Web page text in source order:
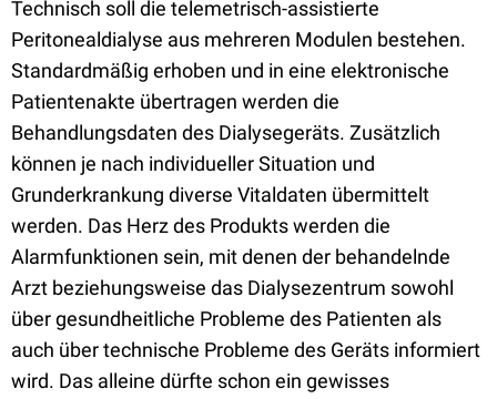
Technisch soll die telemetrisch-assistierte
Peritonealdialyse aus mehreren Modulen bestehen.
Standardmäßig erhoben und in eine elektronische
Patientenakte übertragen werden die
Behandlungsdaten des Dialysegeräts. Zusätzlich
können je nach individueller Situation und
Grunderkrankung diverse Vitaldaten übermittelt
werden. Das Herz des Produkts werden die
Alarmfunktionen sein, mit denen der behandelnde
Arzt beziehungsweise das Dialysezentrum sowohl
über gesundheitliche Probleme des Patienten als
auch über technische Probleme des Geräts informiert
wird. Das alleine dürfte schon ein gewisses